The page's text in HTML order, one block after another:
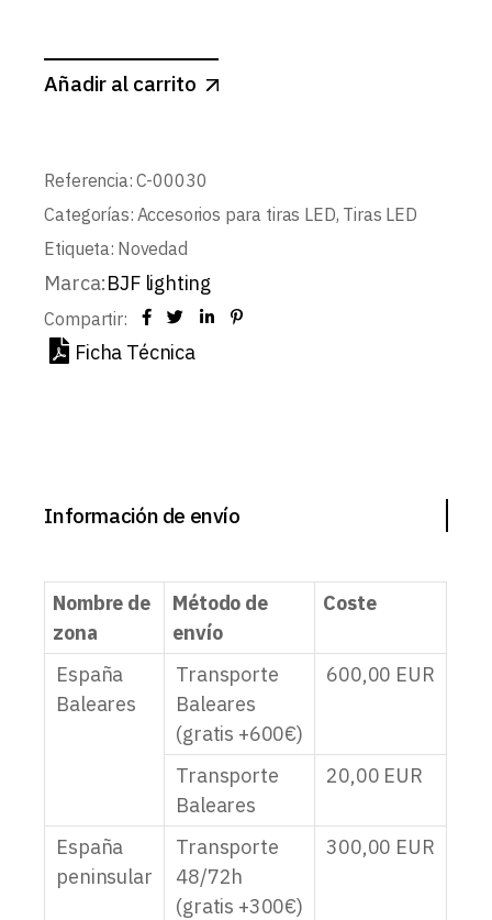
Añadir al carrito
Referencia: C-00030
Categorías: Accesorios para tiras LED, Tiras LED
Etiqueta: Novedad
Marca:BJF lighting
Compartir:
Ficha Técnica
Información de envío
Nombre de
zona
Método de
envío
Coste
España
Baleares
Transporte
Baleares
(gratis +600€)
600,00 EUR
Transporte
Baleares
20,00 EUR
España
peninsular
Transporte
48/72h
(gratis +300€)
300,00 EUR